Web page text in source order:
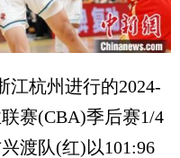
杭州进行的2024-
赛(CBA)季后赛1/4
渡队(红)以101:96